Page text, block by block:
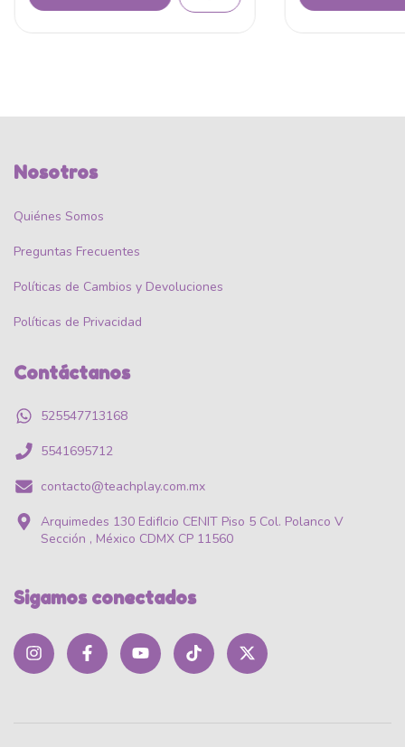
Nosotros
Quiénes Somos
Preguntas Frecuentes
Políticas de Cambios y Devoluciones
Políticas de Privacidad
Contáctanos
525547713168
5541695712
contacto@teachplay.com.mx
Arquimedes 130 EdifIcio CENIT Piso 5 Col. Polanco V
Sección , México CDMX CP 11560
Sigamos conectados